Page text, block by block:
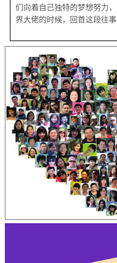
们向着自己独特的梦想努力
界大佬的时候，回首这段往